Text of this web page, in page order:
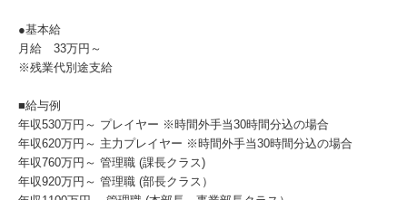
●基本給
月給 33万円～
※残業代別途支給
■給与例
年収530万円～ プレイヤー ※時間外手当30時間分込の場合
年収620万円～ 主力プレイヤー ※時間外手当30時間分込の場合
年収760万円～ 管理職 (課長クラス)
年収920万円～ 管理職 (部長クラス）